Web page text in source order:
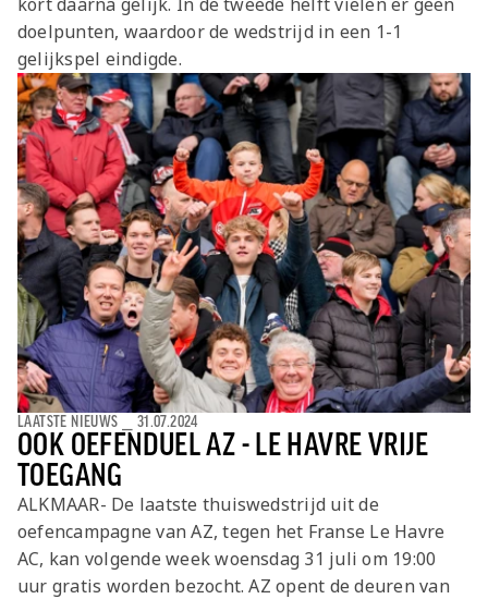
Jong AZ
Seizoenkaart
doelpunten, waardoor de wedstrijd in een 1-1
gelijkspel eindigde.
OOK OEFENDUEL AZ - LE HAVRE VRIJE
TOEGANG
LAATSTE NIEUWS 31.07.2024
ALKMAAR- De laatste thuiswedstrijd uit de
oefencampagne van AZ, tegen het Franse Le Havre
AC, kan volgende week woensdag 31 juli om 19:00
uur gratis worden bezocht. AZ opent de deuren van